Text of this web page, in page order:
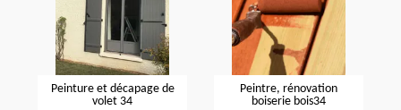
Peinture et décapage de
volet 34
Peintre, rénovation
boiserie bois34